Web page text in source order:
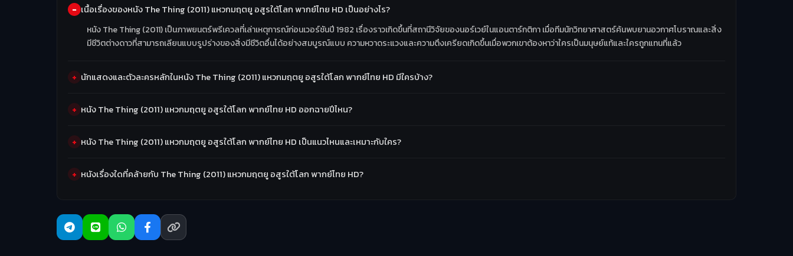
เนื้อเรื่องของหนัง The Thing (2011) แหวกมฤตยู อสูรใต้โลก พากย์ไทย HD เป็นอย่างไร?
หนัง The Thing (2011) เป็นภาพยนตร์พรีเควลที่เล่าเหตุการณ์ก่อนเวอร์ชันปี 1982 เรื่องราวเกิดขึ้นที่สถานีวิจัยของนอร์เวย์ในแอนตาร์กติกา เมื่อทีมนักวิทยาศาสตร์ค้นพบยานอวกาศโบราณและสิ่ง
มีชีวิตต่างดาวที่สามารถเลียนแบบรูปร่างของสิ่งมีชีวิตอื่นได้อย่างสมบูรณ์แบบ ความหวาดระแวงและความตึงเครียดเกิดขึ้นเมื่อพวกเขาต้องหาว่าใครเป็นมนุษย์แท้และใครถูกแทนที่แล้ว
นักแสดงและตัวละครหลักในหนัง The Thing (2011) แหวกมฤตยู อสูรใต้โลก พากย์ไทย HD มีใครบ้าง?
หนัง The Thing (2011) แหวกมฤตยู อสูรใต้โลก พากย์ไทย HD ออกฉายปีไหน?
หนัง The Thing (2011) แหวกมฤตยู อสูรใต้โลก พากย์ไทย HD เป็นแนวไหนและเหมาะกับใคร?
หนังเรื่องใดที่คล้ายกับ The Thing (2011) แหวกมฤตยู อสูรใต้โลก พากย์ไทย HD?